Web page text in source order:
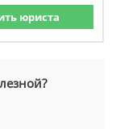
юриста